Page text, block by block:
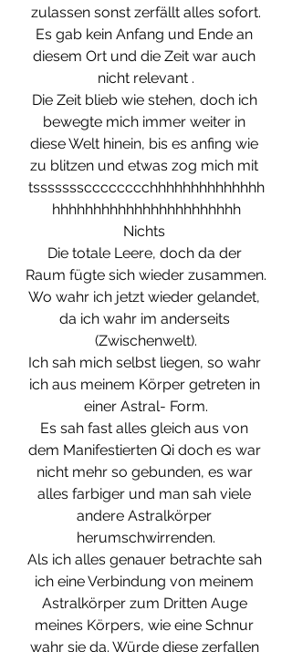
zulassen sonst zerfällt alles sofort.
Es gab kein Anfang und Ende an
diesem Ort und die Zeit war auch
nicht relevant .
Die Zeit blieb wie stehen, doch ich
bewegte mich immer weiter in
diese Welt hinein, bis es anfing wie
zu blitzen und etwas zog mich mit
tssssssscccccccchhhhhhhhhhhhhh
hhhhhhhhhhhhhhhhhhhhhhh
Nichts
Die totale Leere, doch da der
Raum fügte sich wieder zusammen.
Wo wahr ich jetzt wieder gelandet,
da ich wahr im anderseits
(Zwischenwelt).
Ich sah mich selbst liegen, so wahr
ich aus meinem Körper getreten in
einer Astral- Form.
Es sah fast alles gleich aus von
dem Manifestierten Qi doch es war
nicht mehr so gebunden, es war
alles farbiger und man sah viele
andere Astralkörper
herumschwirrenden.
Als ich alles genauer betrachte sah
ich eine Verbindung von meinem
Astralkörper zum Dritten Auge
meines Körpers, wie eine Schnur
wahr sie da. Würde diese zerfallen